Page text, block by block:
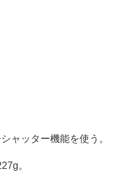
ャッター機能を使う。
。